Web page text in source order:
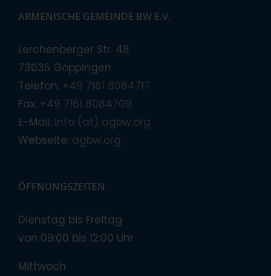
ARMENISCHE GEMEINDE BW E.V.
Lerchenberger Str. 48
73035 Göppingen
Telefon: +49 7161 8084717
Fax: +49 7161 8084709
E-Mail: info (at) agbw.org
Webseite: agbw.org
ÖFFNUNGSZEITEN
Dienstag bis Freitag
von 09:00 bis 12:00 Uhr
Mittwoch